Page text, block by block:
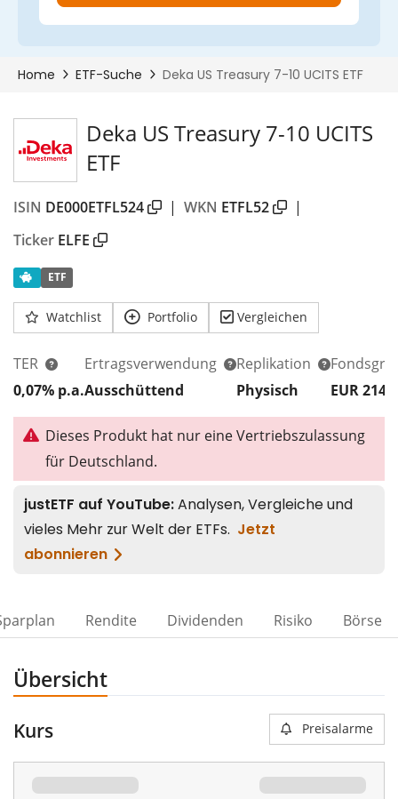
Deka US Treasury 7-10 UCITS
ETF
ISIN DE000ETFL524 | WKN ETFL52
|
Ticker ELFE
ETF
Watchlist Portfolio Vergleichen
TER
0,07% p.a.
Ertragsverwendung
Ausschüttend
Replikation
Physisch
EUR 214
Dieses Produkt hat nur eine Vertriebszulassung
für Deutschland.
Rendite Dividenden Risiko Börse
Übersicht
Kurs Preisalarme